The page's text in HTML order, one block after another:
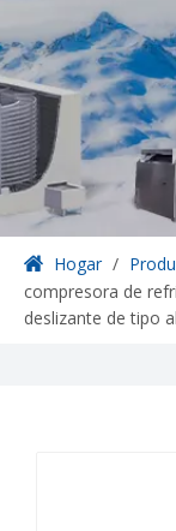
Hogar /
compresora de
deslizante de tipo